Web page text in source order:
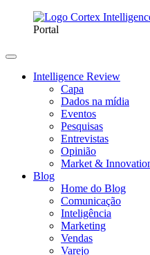
Portal
Intelligence Review
Capa
Dados na mídia
Eventos
Pesquisas
Entrevistas
Opinião
Market &
Blog
Home do Blog
Comunicação
Inteligência
Marketing
Vendas
Varejo